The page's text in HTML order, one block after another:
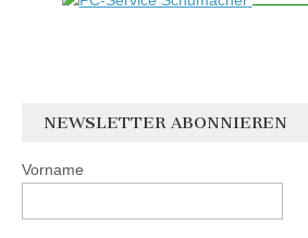
NEWSLETTER ABONNIEREN
Vorname